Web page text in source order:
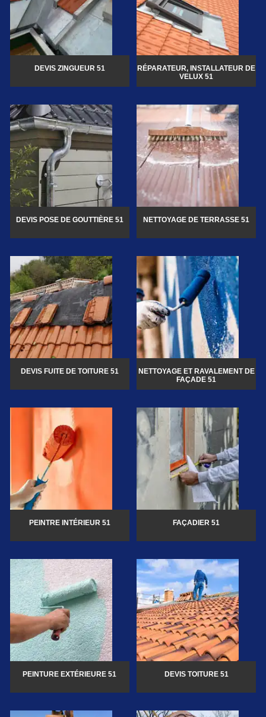
DEVIS ZINGUEUR 51
RÉPARATEUR, INSTALLATEUR DE
VELUX 51
DEVIS POSE DE GOUTTIÈRE 51 NETTOYAGE DE TERRASSE 51
DEVIS FUITE DE TOITURE 51
NETTOYAGE ET RAVALEMENT DE
FAÇADE 51
PEINTRE INTÉRIEUR 51 FAÇADIER 51
PEINTURE EXTÉRIEURE 51 DEVIS TOITURE 51